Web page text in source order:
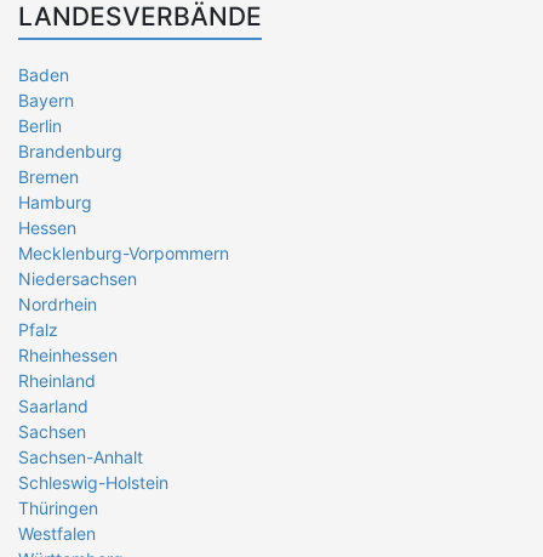
LANDESVERBÄNDE
Baden
Bayern
Berlin
Brandenburg
Bremen
Hamburg
Hessen
Mecklenburg-Vorpommern
Niedersachsen
Nordrhein
Pfalz
Rheinhessen
Rheinland
Saarland
Sachsen
Sachsen-Anhalt
Schleswig-Holstein
Thüringen
Westfalen